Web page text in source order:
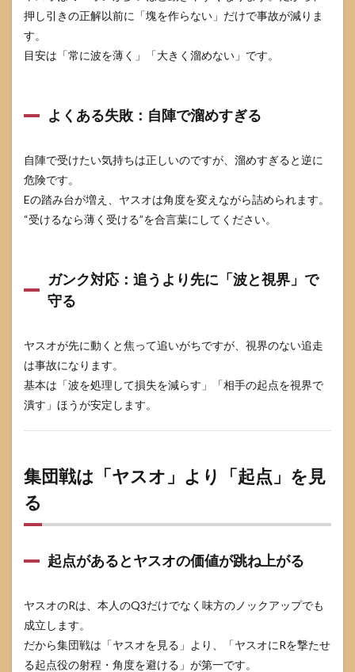
押し引きの正解以前に「塊を作らない」だけで事故が減りま
す。
目安は「常に波を薄く」「大きく溜めない」です。
よくある失敗：自陣で溜めすぎる
自陣で受けたい気持ちは正しいのですが、溜めすぎると逆に
危険です。
Eの踏み台が増え、ヤスオは角度を変えながら詰められます。
“受けるなら薄く受ける”を合言葉にしてください。
ガンク対応：追うより先に「波と視界」で
守る
ヤスオが先に動くと焦って追いがちですが、視界のない追走
は事故になります。
基本は「波を処理して損失を減らす」「相手の起点を視界で
潰す」ほうが安定します。
集団戦は「ヤスオ」より「起点」を見
る
起点があるとヤスオの価値が跳ね上がる
ヤスオのRは、本人のQ3だけでなく味方のノックアップでも
成立します。
だから集団戦は「ヤスオを見る」より、「ヤスオにRを撃たせ
る起点役の射程・角度を避ける」が第一です。